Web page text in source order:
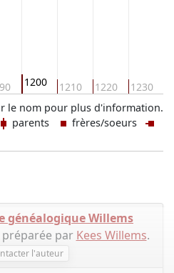
1200 1210 1220 1230
le nom pour plus d'information.
parents
frères/soeurs
généalogique Willems
par Kees Willems.
l'auteur